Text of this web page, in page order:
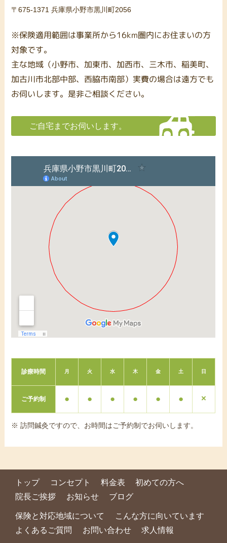
〒675-1371 兵庫県小野市黒川町2056
※保険適用範囲は事業所から16km圏内にお住まいの方
対象です。
主な地域（小野市、加東市、加西市、三木市、稲美町、
加古川市北部中部、西脇市南部）実費の場合は遠方でも
お伺いします。是非ご相談ください。
ご自宅までお伺いします。
診療時間 月 火 水 木 金 土 日
ご予約制 ● ● ● ● ● ● ×
※ 訪問鍼灸ですので、お時間はご予約制でお伺いします。
トップ コンセプト 料金表
初めての方へ
院長ご挨拶
お知らせ ブログ
保険と対応地域について
こんな方に向いています
よくあるご質問
お問い合わせ 求人情報